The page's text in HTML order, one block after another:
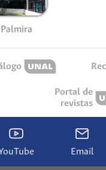
Palmira
Portal de
revistas
Email